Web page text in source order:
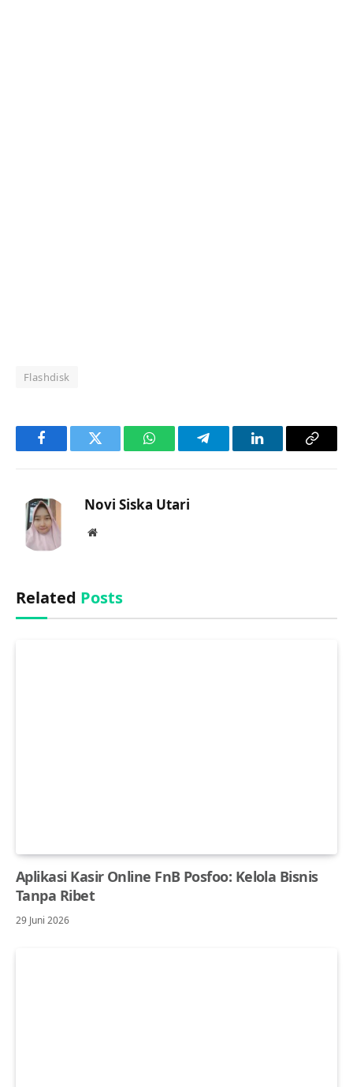
Flashdisk
FacebookTwitter WhatsAppTelegramLinkedInCopy
Novi Siska Utari
Website
Related Posts
Aplikasi Kasir Online FnB Posfoo: Kelola Bisnis
Tanpa Ribet
29 Juni 2026